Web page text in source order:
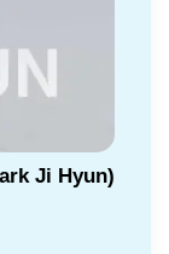
Ji Hyun)